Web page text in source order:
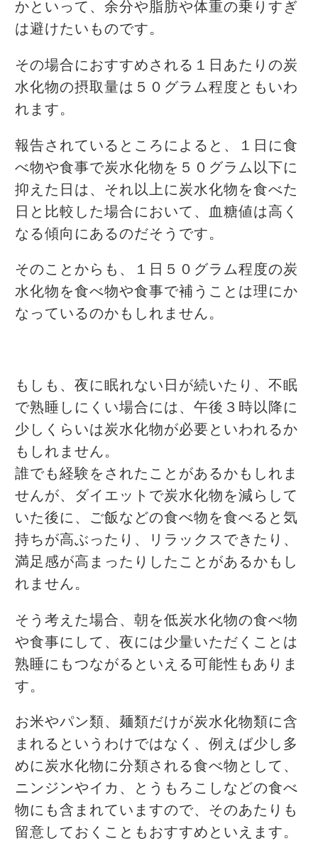
かといって、余分や脂肪や体重の乗りすぎ
は避けたいものです。
その場合におすすめされる１日あたりの炭
水化物の摂取量は５０グラム程度ともいわ
れます。
報告されているところによると、１日に食
べ物や食事で炭水化物を５０グラム以下に
抑えた日は、それ以上に炭水化物を食べた
日と比較した場合において、血糖値は高く
なる傾向にあるのだそうです。
そのことからも、１日５０グラム程度の炭
水化物を食べ物や食事で補うことは理にか
なっているのかもしれません。
もしも、夜に眠れない日が続いたり、不眠
で熟睡しにくい場合には、午後３時以降に
少しくらいは炭水化物が必要といわれるか
もしれません。
誰でも経験をされたことがあるかもしれま
せんが、ダイエットで炭水化物を減らして
いた後に、ご飯などの食べ物を食べると気
持ちが高ぶったり、リラックスできたり、
満足感が高まったりしたことがあるかもし
れません。
そう考えた場合、朝を低炭水化物の食べ物
や食事にして、夜には少量いただくことは
熟睡にもつながるといえる可能性もありま
す。
お米やパン類、麺類だけが炭水化物類に含
まれるというわけではなく、例えば少し多
めに炭水化物に分類される食べ物として、
ニンジンやイカ、とうもろこしなどの食べ
物にも含まれていますので、そのあたりも
留意しておくこともおすすめといえます。